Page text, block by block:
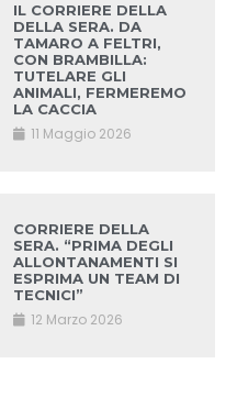
IL CORRIERE DELLA
DELLA SERA. DA
TAMARO A FELTRI,
CON BRAMBILLA:
TUTELARE GLI
ANIMALI, FERMEREMO
LA CACCIA
11 Maggio 2026
CORRIERE DELLA
SERA. “PRIMA DEGLI
ALLONTANAMENTI SI
ESPRIMA UN TEAM DI
TECNICI”
12 Marzo 2026